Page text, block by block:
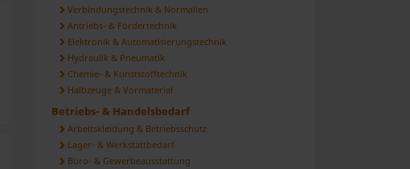
Verbindungstechnik & Normalien
Antriebs- & Fördertechnik
Elektronik & Automatisierungstechnik
Hydraulik & Pneumatik
Chemie- & Kunststofftechnik
Halbzeuge & Vormaterial
Betriebs- & Handelsbedarf
Arbeitskleidung & Betriebsschutz
Lager- & Werkstattbedarf
Büro- & Gewerbeausstattung